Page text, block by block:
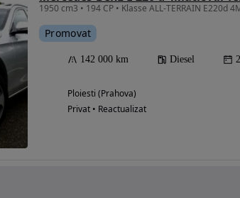
Promovat
142 000 km Diesel
Ploiesti (Prahova)
Privat • Reactualizat